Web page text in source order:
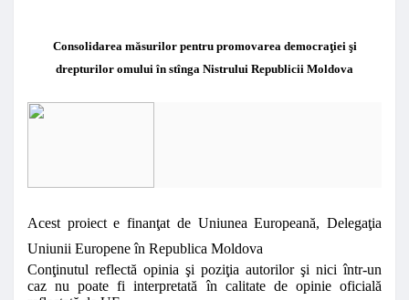
Consolidarea măsurilor pentru promovarea democraţiei şi
drepturilor omului în stînga Nistrului Republicii Moldova
Acest proiect e finanţat de Uniunea Europeană, Delegaţia
Uniunii Europene în Republica Moldova
Conţinutul reflectă opinia şi poziţia autorilor şi nici într-un
caz nu poate fi interpretată în calitate de opinie oficială